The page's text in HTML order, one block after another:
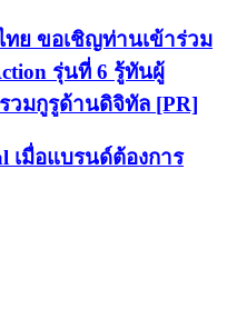
ทย ขอเชิญท่านเข้าร่วม
รุ่นที่ 6 รู้ทันผู้
วมกูรูด้านดิจิทัล [PR]
เมื่อแบรนด์ต้องการ